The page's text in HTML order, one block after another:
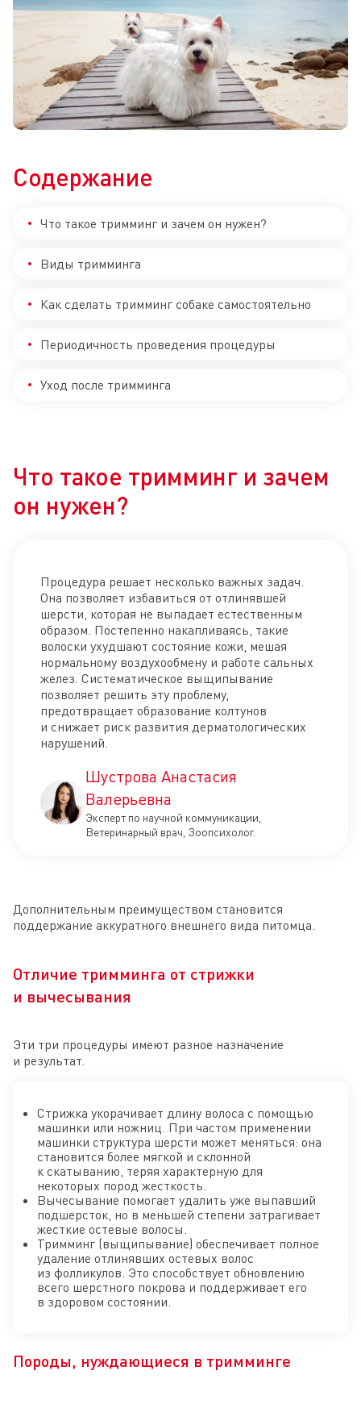
Содержание
Что такое тримминг и зачем он нужен?
Виды тримминга
Как сделать тримминг собаке самостоятельно
Периодичность проведения процедуры
Уход после тримминга
Что такое тримминг и зачем
он нужен?
Процедура решает несколько важных задач.
Она позволяет избавиться от отлинявшей
шерсти, которая не выпадает естественным
образом. Постепенно накапливаясь, такие
волоски ухудшают состояние кожи, мешая
нормальному воздухообмену и работе сальных
желез. Систематическое выщипывание
позволяет решить эту проблему,
предотвращает образование колтунов
и снижает риск развития дерматологических
нарушений.
Шустрова Анастасия
Валерьевна
Эксперт по научной коммуникации,
Ветеринарный врач, Зоопсихолог.
Дополнительным преимуществом становится
поддержание аккуратного внешнего вида питомца.
Отличие тримминга от стрижки
и вычесывания
Эти три процедуры имеют разное назначение
и результат.
Стрижка укорачивает длину волоса с помощью
машинки или ножниц. При частом применении
машинки структура шерсти может меняться: она
становится более мягкой и склонной
к скатыванию, теряя характерную для
некоторых пород жесткость.
Вычесывание помогает удалить уже выпавший
подшерсток, но в меньшей степени затрагивает
жесткие остевые волосы.
Тримминг (выщипывание) обеспечивает полное
удаление отлинявших остевых волос
из фолликулов. Это способствует обновлению
всего шерстного покрова и поддерживает его
в здоровом состоянии.
Породы, нуждающиеся в тримминге